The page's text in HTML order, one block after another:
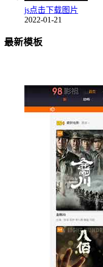
js点击下载图片
2022-01-21
最新模板